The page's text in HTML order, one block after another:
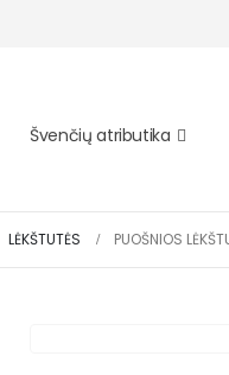
Švenčių atributika
LĖKŠTUTĖS PUOŠNIOS